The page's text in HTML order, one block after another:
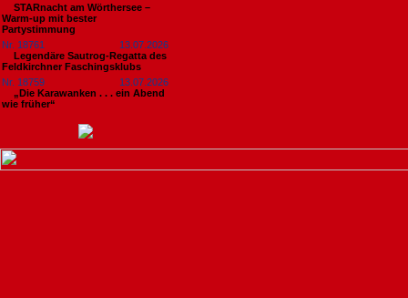
STARnacht am Wörthersee –
Warm-up mit bester
Partystimmung
Nr. 18761
13.07.2026
Legendäre Sautrog-Regatta des
Feldkirchner Faschingsklubs
Nr. 18759
13.07.2026
„Die Karawanken . . . ein Abend
wie früher“